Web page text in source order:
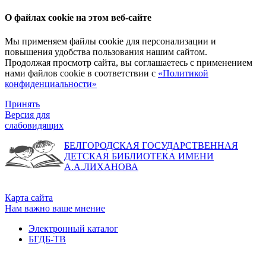
О файлах cookie на этом веб-сайте
Мы применяем файлы cookie для персонализации и
повышения удобства пользования нашим сайтом.
Продолжая просмотр сайта, вы соглашаетесь с применением
нами файлов cookie в соответствии с «Политикой
конфиденциальности»
Принять
Версия для
слабовидящих
БЕЛГОРОДСКАЯ ГОСУДАРСТВЕННАЯ
ДЕТСКАЯ БИБЛИОТЕКА ИМЕНИ
А.А.ЛИХАНОВА
Карта сайта
Нам важно ваше мнение
Электронный каталог
БГДБ-ТВ